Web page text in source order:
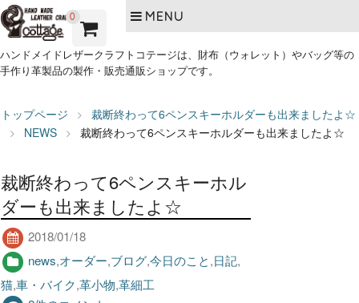
0 MENU
ハンドメイドレザークラフトコテージは、財布（ウォレット）やバッグ等の
手作り革製品の製作・販売通販ショップです。
トップページ
裁断終わって6ペンスキーホルダーも出来ましたよ☆
NEWS
裁断終わって6ペンスキーホルダーも出来ましたよ☆
裁断終わって6ペンスキーホル
ダーも出来ましたよ☆
2018/01/18
news,オーダー,ブログ,今日のこと,日記,
猫,車・バイク,革小物,革細工